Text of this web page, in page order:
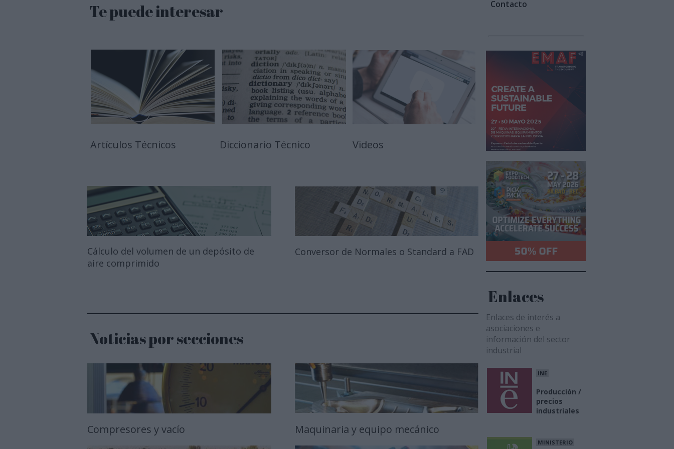
Te puede interesar
Artículos Técnicos Diccionario Técnico Videos
Cálculo del volumen de un depósito de
aire comprimido
Conversor de Normales o Standard a FAD
Noticias por secciones
Compresores y vacío Maquinaria y equipo mecánico
Contacto
Enlaces
Enlaces de interés a
asociaciones e
información del sector
industrial
INE
Producción /
precios
industriales
MINISTERIO